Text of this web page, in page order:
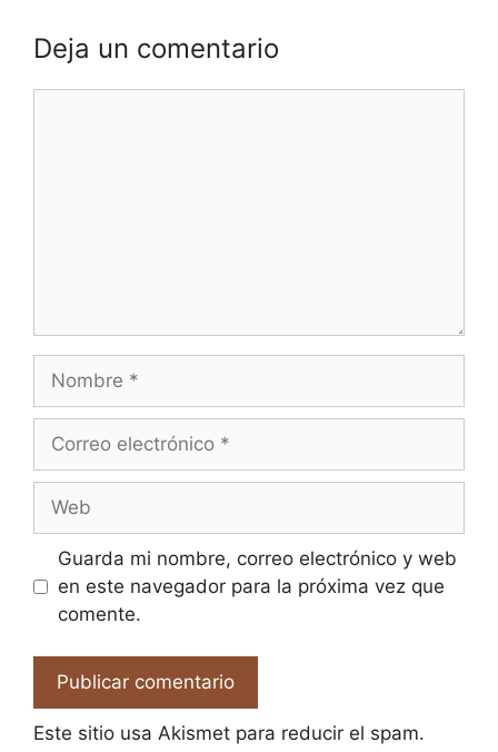
Deja un comentario
electrónico
Guarda mi nombre, correo electrónico y web
en este navegador para la próxima vez que
comente.
Este sitio usa Akismet para reducir el spam.